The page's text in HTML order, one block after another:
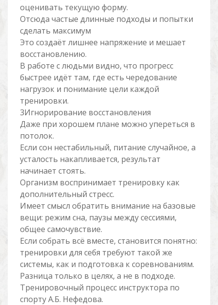
оценивать текущую форму.
Отсюда частые длинные подходы и попытки
сделать максимум
Это создаёт лишнее напряжение и мешает
восстановлению.
В работе с людьми видно, что прогресс
быстрее идёт там, где есть чередование
нагрузок и понимание цели каждой
тренировки.
3Игнорирование восстановления
Даже при хорошем плане можно упереться в
потолок.
Если сон нестабильный, питание случайное, а
усталость накапливается, результат
начинает стоять.
Организм воспринимает тренировку как
дополнительный стресс.
Имеет смысл обратить внимание на базовые
вещи: режим сна, паузы между сессиями,
общее самочувствие.
Если собрать всё вместе, становится понятно:
тренировки для себя требуют такой же
системы, как и подготовка к соревнованиям.
Разница только в целях, а не в подходе.
Тренировочный процесс инструктора по
спорту А.Б. Нефедова.